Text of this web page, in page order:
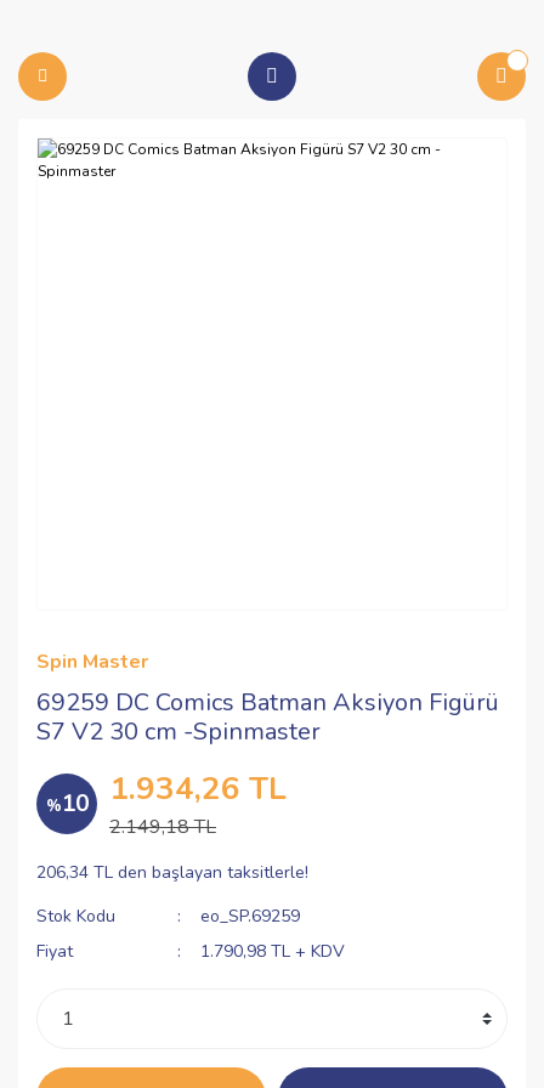
Spin Master
69259 DC Comics Batman Aksiyon Figürü
S7 V2 30 cm -Spinmaster
%10 1.934,26 TL
2.149,18 TL
206,34 TL den başlayan taksitlerle!
Stok Kodu
eo_SP.69259
Fiyat
1.790,98 TL + KDV